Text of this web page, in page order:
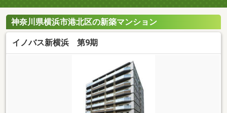
神奈川県横浜市港北区の新築マンション
イノバス新横浜 第9期